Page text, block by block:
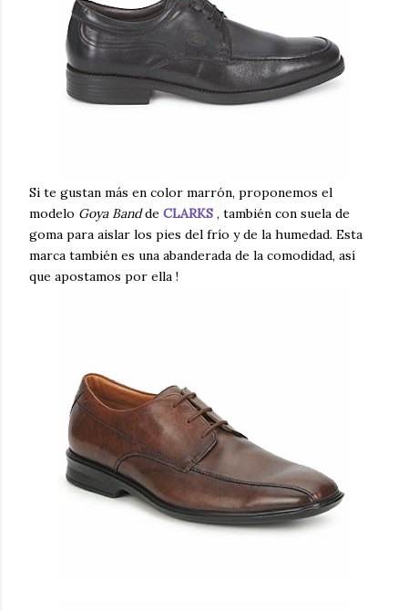
Si te gustan más en color marrón, proponemos el
modelo Goya Bandde CLARKS , también con suela de
goma para aislar los pies del frío y de la humedad. Esta
marca también es una abanderada de la comodidad, así
que apostamos por ella !